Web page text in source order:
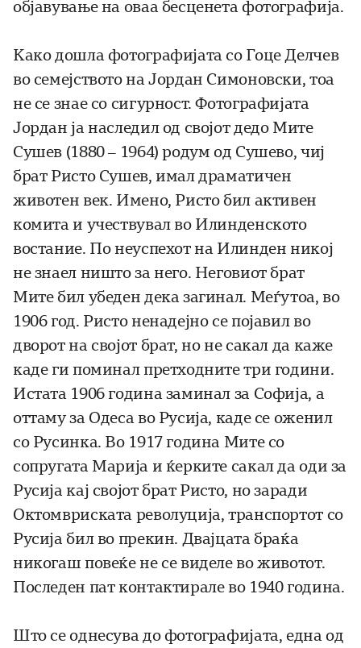
објавување на оваа бесценета фотографија.
Како дошла фотографијата со Гоце Делчев
во семејството на Јордан Симоновски, тоа
не се знае со сигурност. Фотографијата
Јордан ја наследил од својот дедо Мите
Сушев (1880 – 1964) родум од Сушево, чиј
брат Ристо Сушев, имал драматичен
животен век. Имено, Ристо бил активен
комита и учествувал во Илинденското
востание. По неуспехот на Илинден никој
не знаел ништо за него. Неговиот брат
Мите бил убеден дека загинал. Меѓутоа, во
1906 год. Ристо ненадејно се појавил во
дворот на својот брат, но не сакал да каже
каде ги поминал претходните три години.
Истата 1906 година заминал за Софија, а
оттаму за Одеса во Русија, каде се оженил
со Русинка. Во 1917 година Мите со
сопругата Марија и ќерките сакал да оди за
Русија кај својот брат Ристо, но заради
Октомвриската револуција, транспортот со
Русија бил во прекин. Двајцата браќа
никогаш повеќе не се виделе во животот.
Последен пат контактирале во 1940 година.
Што се однесува до фотографијата, една од